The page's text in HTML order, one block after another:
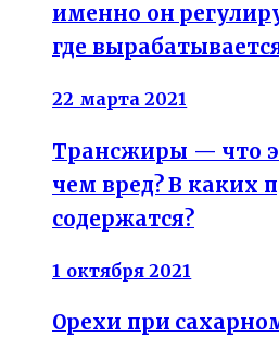
именно он
где
22 марта 2021
Трансжиры — что
чем вред? В каких
содержатся?
1 октября 2021
Орехи при